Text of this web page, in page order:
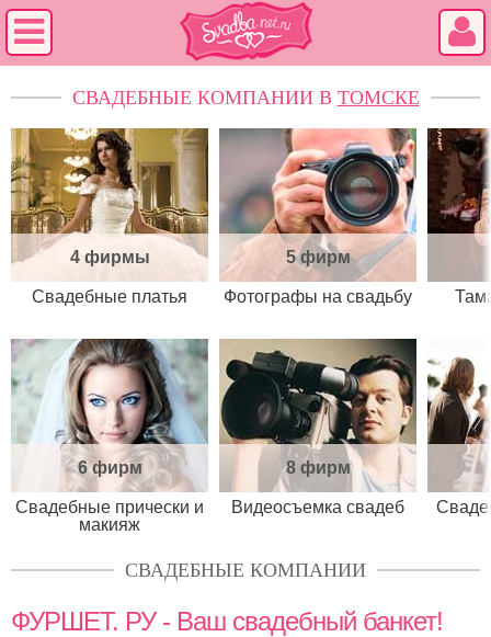
СВАДЕБНЫЕ КОМПАНИИ В ТОМСКЕ
4 фирмы
Свадебные платья
5 фирм
Фотографы на свадьбу
6 фирм
Свадебные прически и
макияж
8 фирм
Видеосъемка свадеб
СВАДЕБНЫЕ КОМПАНИИ
ФУРШЕТ. РУ - Ваш свадебный банкет!